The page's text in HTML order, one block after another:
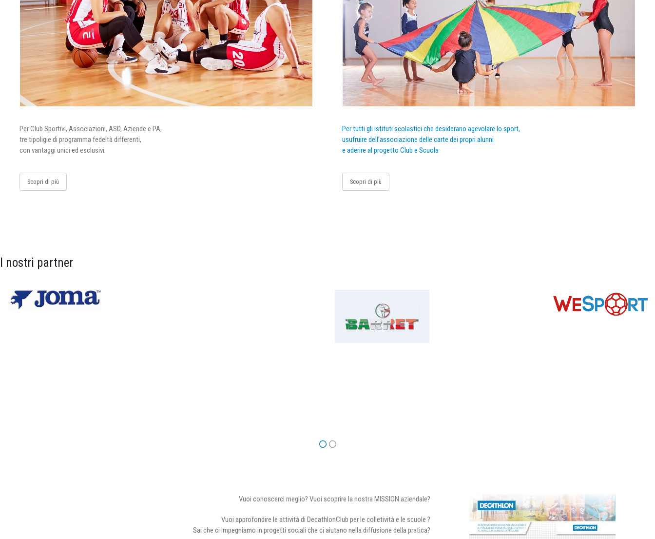
Per Club Sportivi, Associazioni, ASD, Aziende e PA,
tre tipoligie di programma fedeltà differenti,
con vantaggi unici ed esclusivi.
Scopri di più
Per tutti gli istituti scolastici che desiderano agevolare lo sport,
usufruire dell’associazione delle carte dei propri alunni
e aderire al progetto Club e Scuola
Scopri di più
I nostri partner
Vuoi conoscerci meglio? Vuoi scoprire la nostra MISSION aziendale?
Vuoi approfondire le attività di DecathlonClub per le colletività e le scuole ?
Sai che ci impegniamo in progetti sociali che ci aiutano nella diffusione della pratica?